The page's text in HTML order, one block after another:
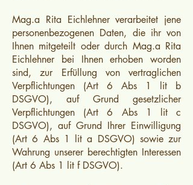
Mag.a Rita Eichlehner verarbeitet jene
personenbezogenen Daten, die ihr von
Ihnen mitgeteilt oder durch Mag.a Rita
Eichlehner bei Ihnen erhoben worden
sind, zur Erfüllung von vertraglichen
Verpflichtungen (Art 6 Abs 1 lit b
DSGVO), auf Grund gesetzlicher
Verpflichtungen (Art 6 Abs 1 lit c
DSGVO), auf Grund Ihrer Einwilligung
(Art 6 Abs 1 lit a DSGVO) sowie zur
Wahrung unserer berechtigten Interessen
(Art 6 Abs 1 lit f DSGVO).